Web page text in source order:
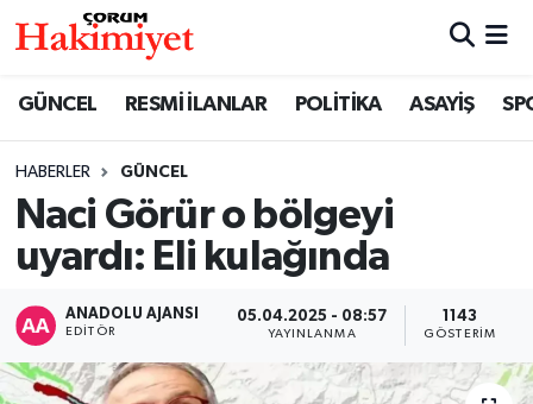
GÜNCEL RESMİ İLANLAR POLİTİKA ASAYİŞ
HABERLER GÜNCEL
Naci Görür o bölgeyi
uyardı: Eli kulağında
ANADOLU AJANSI
EDITÖR
05.04.2025 - 08:57
YAYINLANMA
1143
GÖSTERIM
SAĞLIK
ASAYİŞ
EKONOMİ
GÜNCEL
Nöbetçi Eczaneler
Çorum Namaz Vakitleri
Trafik Durumu
Süper Lig Puan Durumu ve Fikstür
Tüm Manşetler